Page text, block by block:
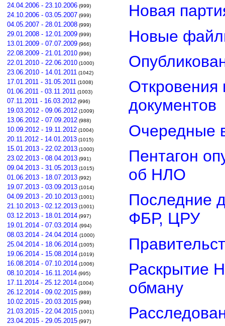
24.04.2006 - 23.10.2006 (999)
24.10.2006 - 03.05.2007 (999)
04.05.2007 - 28.01.2008 (999)
29.01.2008 - 12.01.2009 (999)
13.01.2009 - 07.07.2009 (966)
22.08.2009 - 21.01.2010 (996)
22.01.2010 - 22.06.2010 (1000)
23.06.2010 - 14.01.2011 (1042)
17.01.2011 - 31.05.2011 (1008)
01.06.2011 - 03.11.2011 (1003)
07.11.2011 - 16.03.2012 (996)
19.03.2012 - 09.06.2012 (1009)
13.06.2012 - 07.09.2012 (988)
10.09.2012 - 19.11.2012 (1004)
20.11.2012 - 14.01.2013 (1015)
15.01.2013 - 22.02.2013 (1000)
23.02.2013 - 08.04.2013 (991)
09.04.2013 - 31.05.2013 (1015)
01.06.2013 - 18.07.2013 (992)
19.07.2013 - 03.09.2013 (1014)
04.09.2013 - 20.10.2013 (1001)
21.10.2013 - 02.12.2013 (1001)
03.12.2013 - 18.01.2014 (997)
19.01.2014 - 07.03.2014 (994)
08.03.2014 - 24.04.2014 (1000)
25.04.2014 - 18.06.2014 (1005)
19.06.2014 - 15.08.2014 (1019)
16.08.2014 - 07.10.2014 (1006)
08.10.2014 - 16.11.2014 (995)
17.11.2014 - 25.12.2014 (1004)
26.12.2014 - 09.02.2015 (989)
10.02.2015 - 20.03.2015 (998)
21.03.2015 - 22.04.2015 (1001)
23.04.2015 - 29.05.2015 (997)
Новая
Новые
Откровения
документов
Очередные
Пентагон
об НЛО
Последние
ФБР, ЦРУ
Раскрытие
обману